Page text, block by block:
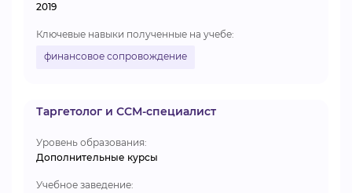
2019
Ключевые навыки полученные на учебе:
финансовое сопровождение
Таргетолог и ССМ-специалист
Уровень образования:
Дополнительные курсы
Учебное заведение: